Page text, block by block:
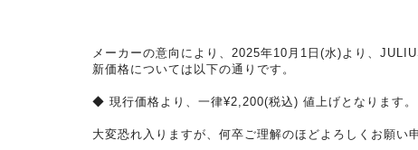
メーカーの意向により、2025年10月1日(水)より、
新価格については以下の通りです。
◆ 現行価格より、一律¥2,200(税込) 値上げとなります。
大変恐れ入りますが、 何卒ご理解のほどよろしくお願い